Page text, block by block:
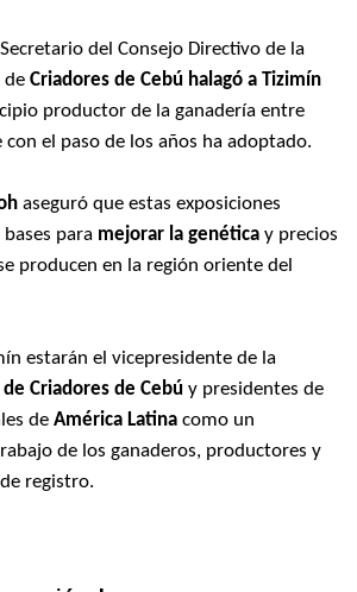
del Consejo Directivo de la
deCriadores de Cebú halagó a Tizimín
productor de la ganadería entre
el paso de los años ha adoptado.
aseguró que estas exposiciones
para mejorar la genética y precios
producen en la región oriente del
estarán el vicepresidente de la
Criadores de Cebú y presidentes de
de América Latina como un
de los ganaderos, productores y
registro.